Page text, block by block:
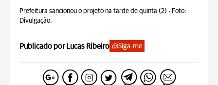
Prefeitura sancionou o projeto na tarde de quinta (2) - Foto:
Divulgação.
Publicado por Lucas Ribeiro @Siga-me